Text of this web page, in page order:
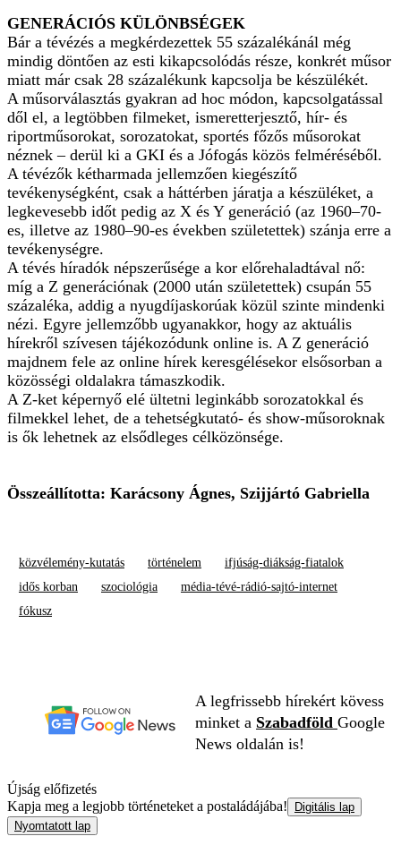
GENERÁCIÓS KÜLÖNBSÉGEK
Bár a tévézés a megkérdezettek 55 százalékánál még
mindig döntően az esti kikapcsolódás része, konkrét műsor
miatt már csak 28 százalékunk kapcsolja be készülékét.
A műsorválasztás gyakran ad hoc módon, kapcsolgatással
dől el, a legtöbben filmeket, ismeretterjesztő, hír- és
riportműsorokat, sorozatokat, sportés főzős műsorokat
néznek – derül ki a GKI és a Jófogás közös felméréséből.
A tévézők kétharmada jellemzően kiegészítő
tevékenységként, csak a háttérben járatja a készüléket, a
legkevesebb időt pedig az X és Y generáció (az 1960–70-
es, illetve az 1980–90-es években születettek) szánja erre a
tevékenységre.
A tévés híradók népszerűsége a kor előrehaladtával nő:
míg a Z generációnak (2000 után születettek) csupán 55
százaléka, addig a nyugdíjaskorúak közül szinte mindenki
nézi. Egyre jellemzőbb ugyanakkor, hogy az aktuális
hírekről szívesen tájékozódunk online is. A Z generáció
majdnem fele az online hírek keresgélésekor elsősorban a
közösségi oldalakra támaszkodik.
A Z-ket képernyő elé ültetni leginkább sorozatokkal és
filmekkel lehet, de a tehetségkutató- és show-műsoroknak
is ők lehetnek az elsődleges célközönsége.
Összeállította: Karácsony Ágnes, Szijjártó Gabriella
közvélemény-kutatás történelem
ifjúság-diákság-fiatalok
idős korban
szociológia
média-tévé-rádió-sajtó-internet
fókusz
A legfrissebb hírekért kövess
minket a Szabadföld Google
News oldalán is!
Újság előfizetés
Kapja meg a legjobb történeteket a postaládájába!
Digitális lap
Nyomtatott lap